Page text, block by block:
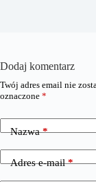
Dodaj komentarz
Twój adres email nie
oznaczone *
Nazwa*
Adres e-mail*